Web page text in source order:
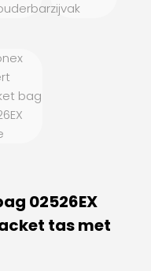
02526EX
tas met